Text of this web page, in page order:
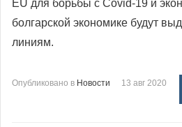
EU для борьбы с Covid-19 и
болгарской экономике будут
линиям.
Опубликовано в Новости 13 авг 2020